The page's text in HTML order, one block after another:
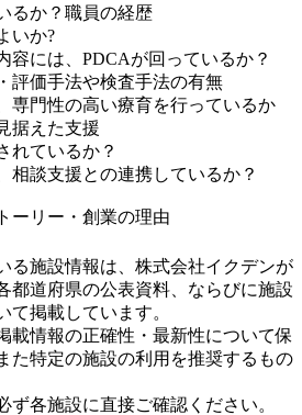
るか？職員の経歴
いか?
容には、PDCAが回っているか？
評価手法や検査手法の有無
専門性の高い療育を行っているか
据えた支援
れているか？
相談支援との連携しているか？
ーリー・創業の理由
る施設情報は、株式会社イクデンが
都道府県の公表資料、ならびに施設
て掲載しています。
載情報の正確性・最新性について保
た特定の施設の利用を推奨するもの
ず各施設に直接ご確認ください。